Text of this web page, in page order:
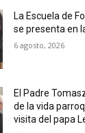
La Escuela de
se presenta en
6 agosto, 2026
El Padre
de la vida
visita del papa